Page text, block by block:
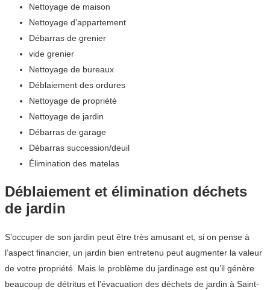
Nettoyage de maison
Nettoyage d’appartement
Débarras de grenier
vide grenier
Nettoyage de bureaux
Déblaiement des ordures
Nettoyage de propriété
Nettoyage de jardin
Débarras de garage
Débarras succession/deuil
Élimination des matelas
Déblaiement et élimination déchets
de jardin
S’occuper de son jardin peut être très amusant et, si on pense à
l’aspect financier, un jardin bien entretenu peut augmenter la valeur
de votre propriété. Mais le problème du jardinage est qu’il génère
beaucoup de détritus et l’évacuation des déchets de jardin à Saint-